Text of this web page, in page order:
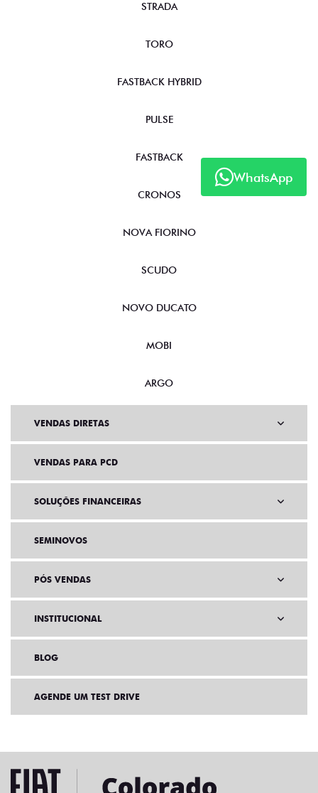
WhatsApp
STRADA
TORO
FASTBACK HYBRID
PULSE
FASTBACK
CRONOS
NOVA FIORINO
SCUDO
NOVO DUCATO
MOBI
ARGO
VENDAS DIRETAS
VENDAS PARA PCD
SOLUÇÕES FINANCEIRAS
SEMINOVOS
PÓS VENDAS
INSTITUCIONAL
BLOG
AGENDE UM TEST DRIVE